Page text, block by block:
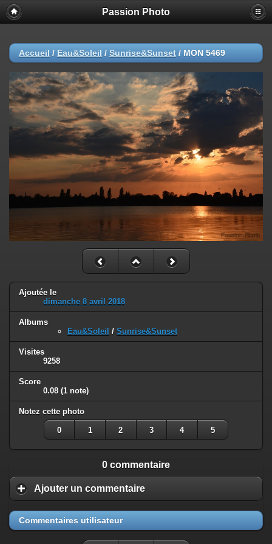
Passion Photo
Accueil / Eau&Soleil / Sunrise&Sunset / MON 5469
Ajoutée le
dimanche 8 avril 2018
Albums
Eau&Soleil / Sunrise&Sunset
Visites
9258
Score
0.08 (1 note)
Notez cette photo
0 1 2 3 4 5
0 commentaire
Ajouter un commentaire
Commentaires utilisateur